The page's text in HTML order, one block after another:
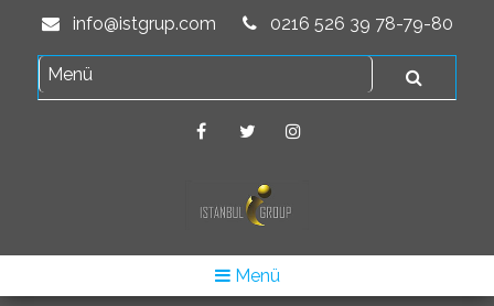
info@istgrup.com 0216 526 39 78-79-80
Menü